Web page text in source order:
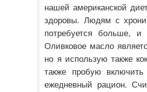
нашей американской
здоровы. Людям с
потребуется больше,
Оливковое масло
но я использую также
также пробую
ежедневный рацион.